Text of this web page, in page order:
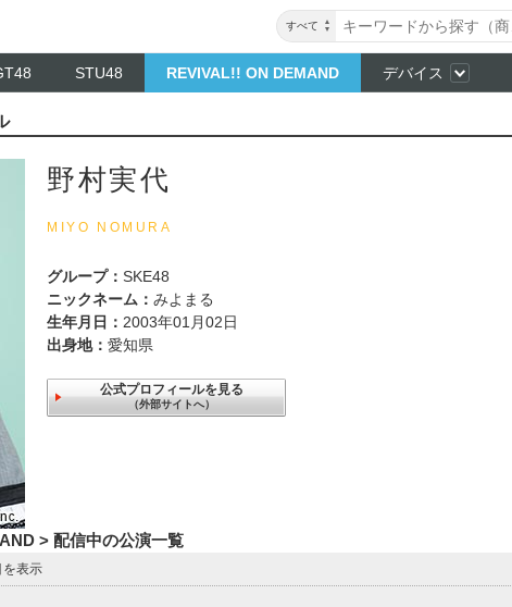
すべて
STU48 REVIVAL!! ON DEMAND デバイス
野村実代
MIYO NOMURA
グループ： SKE48
ニックネーム： みよまる
生年月日： 2003年01月02日
出身地： 愛知県
公式プロフィールを見る
（外部サイトへ）
> 配信中の公演一覧
表示